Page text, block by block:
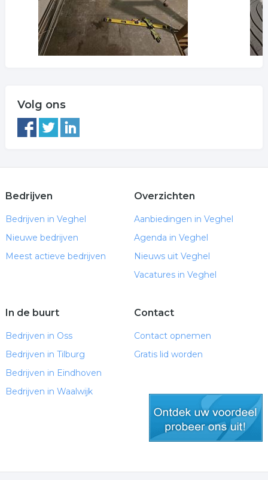
Volg ons
Bedrijven
Bedrijven in Veghel
Nieuwe bedrijven
Meest actieve bedrijven
Overzichten
Aanbiedingen in Veghel
Agenda in Veghel
Nieuws uit Veghel
Vacatures in Veghel
In de buurt
Bedrijven in Oss
Bedrijven in Tilburg
Bedrijven in Eindhoven
Bedrijven in Waalwijk
Contact
Contact opnemen
Gratis lid worden